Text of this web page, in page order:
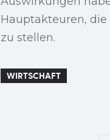
Hauptakteuren,
zu stellen.
WIRTSCHAFT